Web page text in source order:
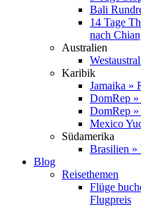
Bali
14 Tage
nach
Australien
Karibik
Jamaika »
DomRep
DomRep »
Mexico
Südamerika
Brasilien »
Blog
Reisethemen
Flüge
Flugpreis